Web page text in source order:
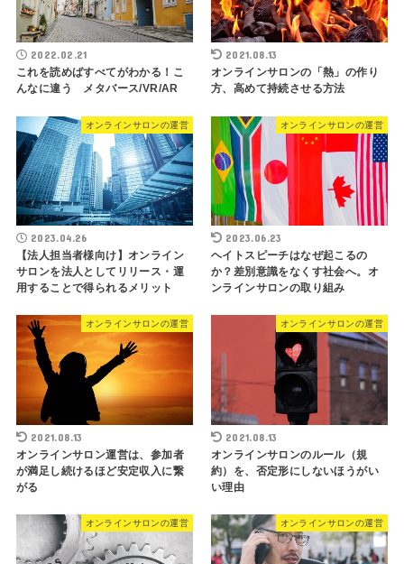
2022.02.21
これを読めばすべてがわかる！こ
んなに違う メタバース/VR/AR
2021.08.13
オンラインサロンの「熱」の作り
方、高めて持続させる方法
オンラインサロンの運営
2023.04.26
【法人担当者様向け】オンライン
サロンを法人としてリリース・運
用することで得られるメリット
オンラインサロンの運営
2023.06.23
ヘイトスピーチはなぜ起こるの
か？差別意識をなくす社会へ。オ
ンラインサロンの取り組み
オンラインサロンの運営
2021.08.13
オンラインサロン運営は、参加者
が満足し続けるほど安定収入に繋
がる
オンラインサロンの運営
2021.08.13
オンラインサロンのルール（規
約）を、否定形にしないほうがい
い理由
オンラインサロンの運営 オンラインサロンの運営